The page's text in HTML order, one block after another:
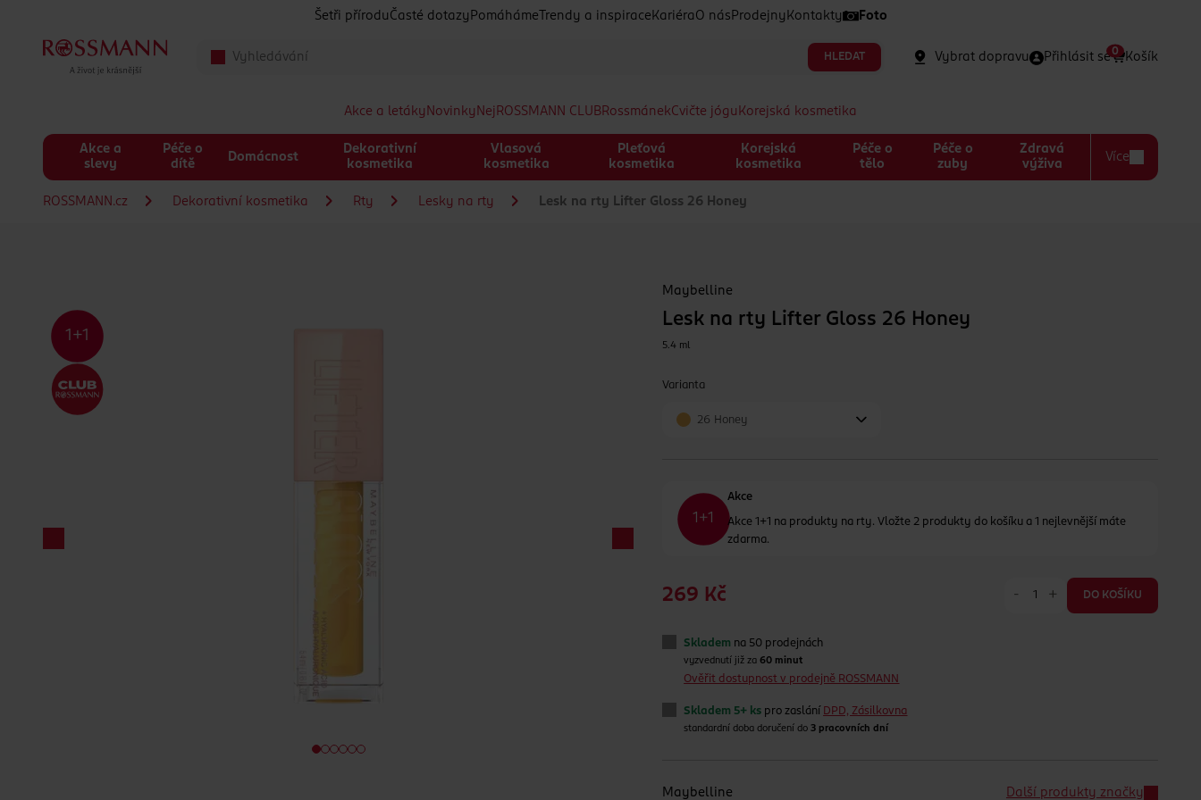
Šetři přírodu Časté dotazy Pomáháme Trendy a inspirace Kariéra O nás Prodejny Kontakty Foto
HLEDAT Vybrat dopravu Přihlásit se Košík
0
Akce a letáky Novinky Nej ROSSMANN CLUBRossmánekCvičte jógu Korejská kosmetika
Akce a
slevy
Péče o
dítě
Domácnost
Dekorativní
kosmetika
Vlasová
kosmetika
Pleťová
kosmetika
Korejská
kosmetika
Péče o
tělo
Péče o
zuby
Zdravá
výživa
Více
ROSSMANN.cz Dekorativní kosmetika Rty Lesky na rty Lesk na rty Lifter Gloss 26 Honey
Maybelline
Lesk na rty Lifter Gloss 26 Honey
5.4 ml
Varianta
26 Honey
Akce
Akce 1+1 na produkty na rty. Vložte 2 produkty do košíku a 1 nejlevnější máte
zdarma.
269 Kč - + DO KOŠÍKU
Skladem na 50 prodejnách
vyzvednutí již za60 minut
Ověřit dostupnost v prodejně ROSSMANN
Skladem 5+ ks pro zaslání DPD, Zásilkovna
standardní doba doručení do 3 pracovních dní
Maybelline Další produkty značky